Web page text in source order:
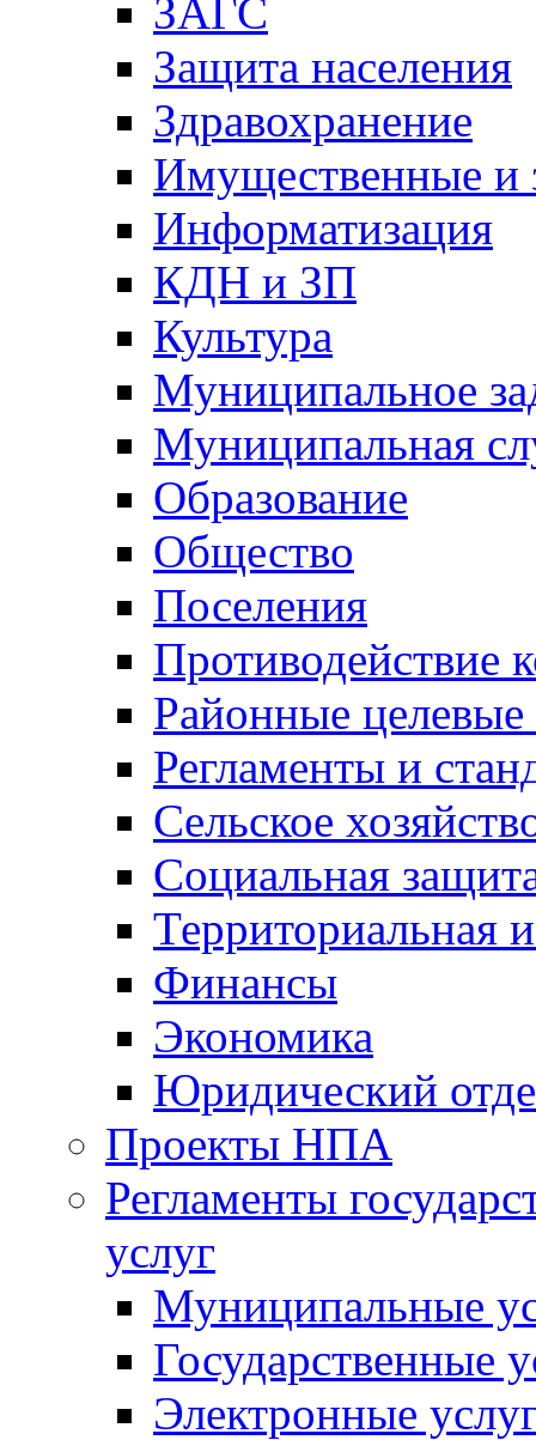
ЗАГС
Защита населения
Здравохранение
Имущественные и
Информатизация
КДН и ЗП
Культура
Муниципальное
Муниципальная
Образование
Общество
Поселения
Противодействие
Районные
Регламенты и
Сельское
Социальная
Территориальная
Финансы
Экономика
Юридический
Проекты НПА
Регламенты
услуг
Муниципальные
Государственные
Электронные